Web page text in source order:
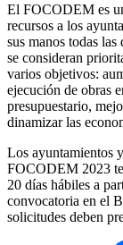
El FOCODEM es
recursos a los
sus manos todas
se consideran
varios objetivos:
ejecución de obras
presupuestario,
dinamizar las
Los ayuntamientos
FOCODEM 2023
20 días hábiles a
convocatoria en el
solicitudes deben